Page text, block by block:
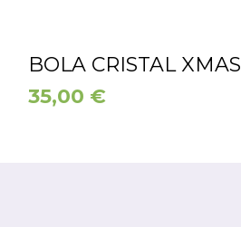
BOLA CRISTAL XMAS
35,00 €